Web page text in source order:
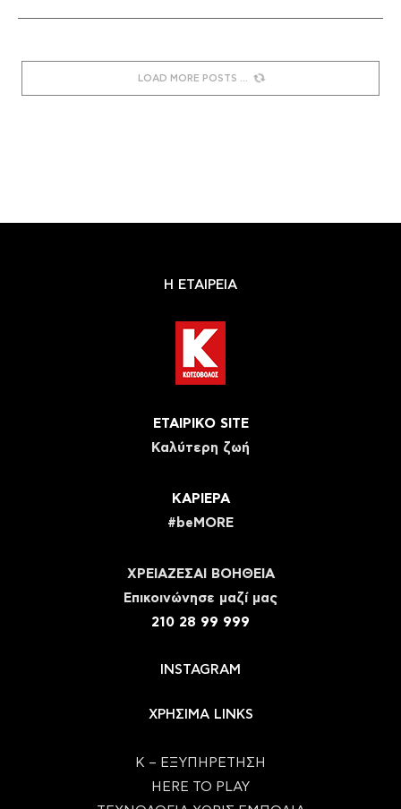
LOAD MORE POSTS
Η ΕΤΑΙΡΕΙΑ
ΕΤΑΙΡΙΚΟ SITE
Καλύτερη ζωή
ΚΑΡΙΕΡΑ
#beMORE
ΧΡΕΙΑΖΕΣΑΙ ΒΟΗΘΕΙΑ
Eπικοινώνησε μαζί μας
210 28 99 999
INSTAGRAM
ΧΡΗΣΙΜΑ LINKS
Κ – ΕΞΥΠΗΡΕΤΗΣΗ
HERE TO PLAY